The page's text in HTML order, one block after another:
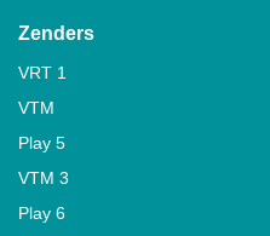
Zenders
VRT 1
VTM
Play 5
VTM 3
Play 6